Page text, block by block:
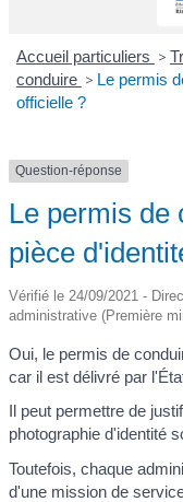
Accueil particuliers >
conduire > Le permis
officielle ?
Question-réponse
Le permis de
pièce
Vérifié le 24/09/2021 -
administrative (Première
Oui, le permis de
car il est délivré par
Il peut permettre de
photographie d'identité
Toutefois, chaque
d'une mission de